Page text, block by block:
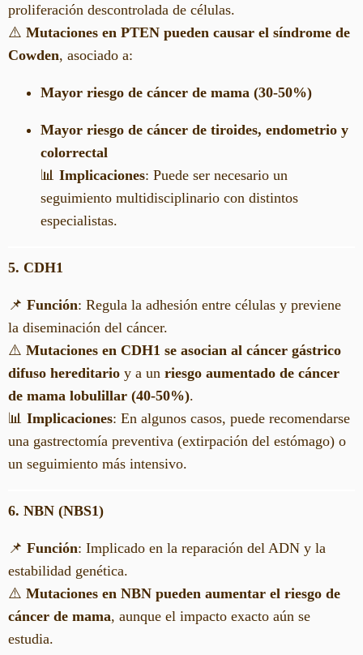
proliferación descontrolada de células.
⚠️ Mutaciones en PTEN pueden causar el síndrome de
Cowden, asociado a:
Mayor riesgo de cáncer de mama (30-50%)
Mayor riesgo de cáncer de tiroides, endometrio y
colorrectal
📊 Implicaciones: Puede ser necesario un
seguimiento multidisciplinario con distintos
especialistas.
5. CDH1
📌 Función: Regula la adhesión entre células y previene
la diseminación del cáncer.
⚠️ Mutaciones en CDH1 se asocian al cáncer gástrico
difuso hereditario y a un riesgo aumentado de cáncer
de mama lobulillar (40-50%).
📊 Implicaciones: En algunos casos, puede recomendarse
una gastrectomía preventiva (extirpación del estómago) o
un seguimiento más intensivo.
6. NBN (NBS1)
📌 Función: Implicado en la reparación del ADN y la
estabilidad genética.
⚠️ Mutaciones en NBN pueden aumentar el riesgo de
cáncer de mama, aunque el impacto exacto aún se
estudia.